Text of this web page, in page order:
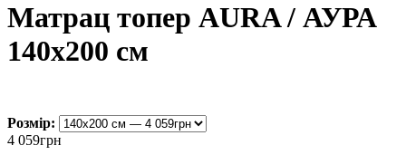
Матрац топер AURA / АУРА
140х200 см
Розмір:
4 059грн